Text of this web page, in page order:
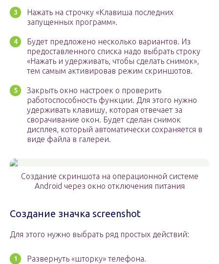
Нажать на строчку «Клавиша последних
запущенных программ».
Будет предложено несколько вариантов. Из
предоставленного списка надо выбрать строку
«Нажать и удерживать, чтобы сделать снимок»,
тем самым активировав режим скриншотов.
Закрыть окно настроек о проверить
работоспособность функции. Для этого нужно
удерживать клавишу, которая отвечает за
сворачивание окон. Будет сделан снимок
дисплея, который автоматически сохраняется в
виде файла в галереи.
Создание скриншота на операционной системе
Android через окно отключения питания
Создание значка screenshot
Для этого нужно выбрать ряд простых действий:
Развернуть «шторку» телефона.